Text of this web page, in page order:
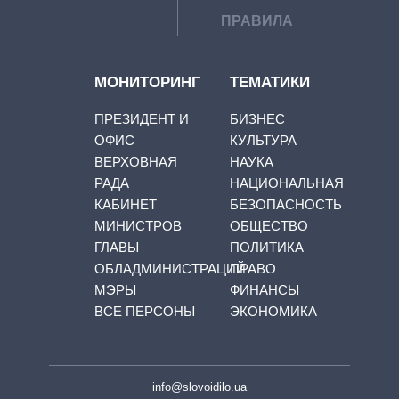
ПРАВИЛА
МОНИТОРИНГ
ПРЕЗИДЕНТ И
ОФИС
ВЕРХОВНАЯ
РАДА
КАБИНЕТ
МИНИСТРОВ
ГЛАВЫ
ОБЛАДМИНИСТРАЦИЙ
МЭРЫ
ВСЕ ПЕРСОНЫ
ТЕМАТИКИ
БИЗНЕС
КУЛЬТУРА
НАУКА
НАЦИОНАЛЬНАЯ
БЕЗОПАСНОСТЬ
ОБЩЕСТВО
ПОЛИТИКА
ПРАВО
ФИНАНСЫ
ЭКОНОМИКА
info@slovoidilo.ua